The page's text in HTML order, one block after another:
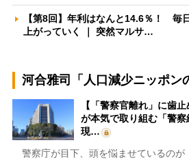
【第8回】年利はなんと14.6％！ 毎
上がっていく ｜ 突然マルサ…
河合雅司「人口減少ニッポン
【「警察官離れ」に歯
が本気で取り組む「警
現…
警察庁が目下、頭を悩ませているのが